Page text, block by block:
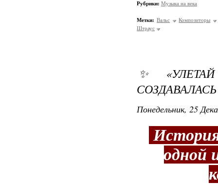
Рубрики: Музыка на века
Метки: Вальс
Композиторы
Штраус
✨
Понедельник, 25
одной